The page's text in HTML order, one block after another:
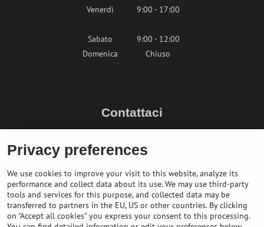
Venerdì
9:00 - 17:00
Sabato
9:00 - 12:00
Domenica
Chiuso
Contattaci
+436764858804 (AT)
Privacy preferences
We use cookies to improve your visit to this website, analyze its
performance and collect data about its use. We may use third-party
tools and services for this purpose, and collected data may be
transferred to partners in the EU, US or other countries. By clicking
on "Accept all cookies" you express your consent to this processing.